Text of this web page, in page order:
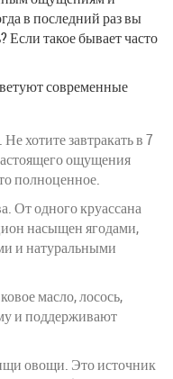
в последний раз вы
Если такое бывает часто
современные
хотите завтракать в 7
ощущения
полноценное.
От одного круассана
насыщен ягодами,
и натуральными
масло, лосось,
и поддерживают
овощи. Это источник